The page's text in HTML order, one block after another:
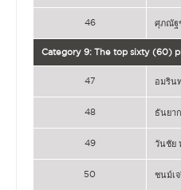
46 ศุภณัฐ
Category 9: The top sixty (60)
47 อมริน
48 ธันยา
49 วันชัย
50 ชนม์เ